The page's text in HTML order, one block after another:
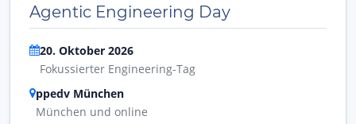
Agentic Engineering Day
20. Oktober 2026
Fokussierter Engineering-Tag
ppedv München
München und online